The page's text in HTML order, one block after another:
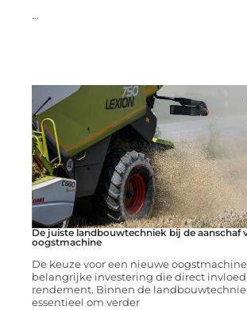
...
De juiste landbouwtechniek bij de aanschaf
oogstmachine
De keuze voor een nieuwe
belangrijke investering die direct
rendement. Binnen de
essentieel om verder